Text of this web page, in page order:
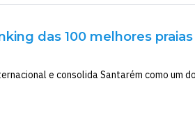
das 100 melhores
e consolida Santarém como um